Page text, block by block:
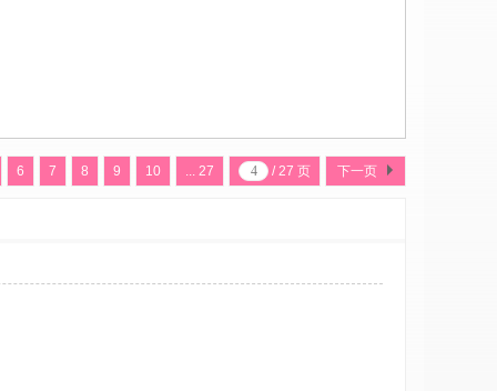
6 7 8 9 10 ... 27 / 27 页 下一页